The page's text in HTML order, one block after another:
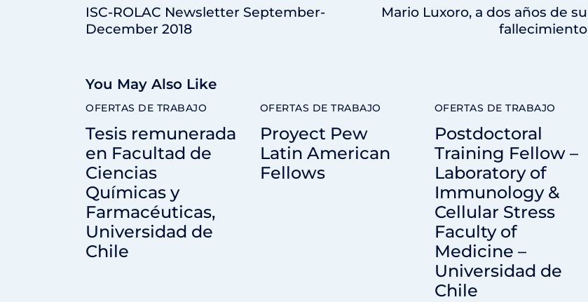
ISC-ROLAC Newsletter September-
December 2018
Mario Luxoro, a dos años de su
fallecimiento
You May Also Like
OFERTAS DE TRABAJO
Tesis remunerada
en Facultad de
Ciencias
Químicas y
Farmacéuticas,
Universidad de
Chile
OFERTAS DE TRABAJO
Proyect Pew
Latin American
Fellows
OFERTAS DE TRABAJO
Postdoctoral
Training Fellow –
Laboratory of
Immunology &
Cellular Stress
Faculty of
Medicine –
Universidad de
Chile